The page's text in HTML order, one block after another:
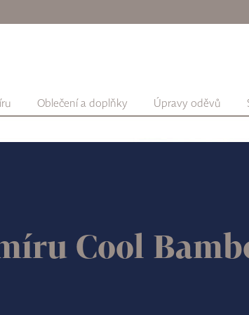
Oblečení a doplňky Úpravy oděvů
Cool